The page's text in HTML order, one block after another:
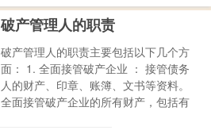
破产管理人的职责
破产管理人的职责主要包括以下几个方
面： 1. 全面接管破产企业 ： 接管债务
人的财产、印章、账簿、文书等资料。
全面接管破产企业的所有财产，包括有